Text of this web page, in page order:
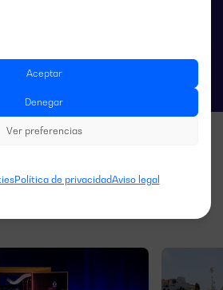
Aceptar
Denegar
Ver preferencias
Política de privacidadAviso legal